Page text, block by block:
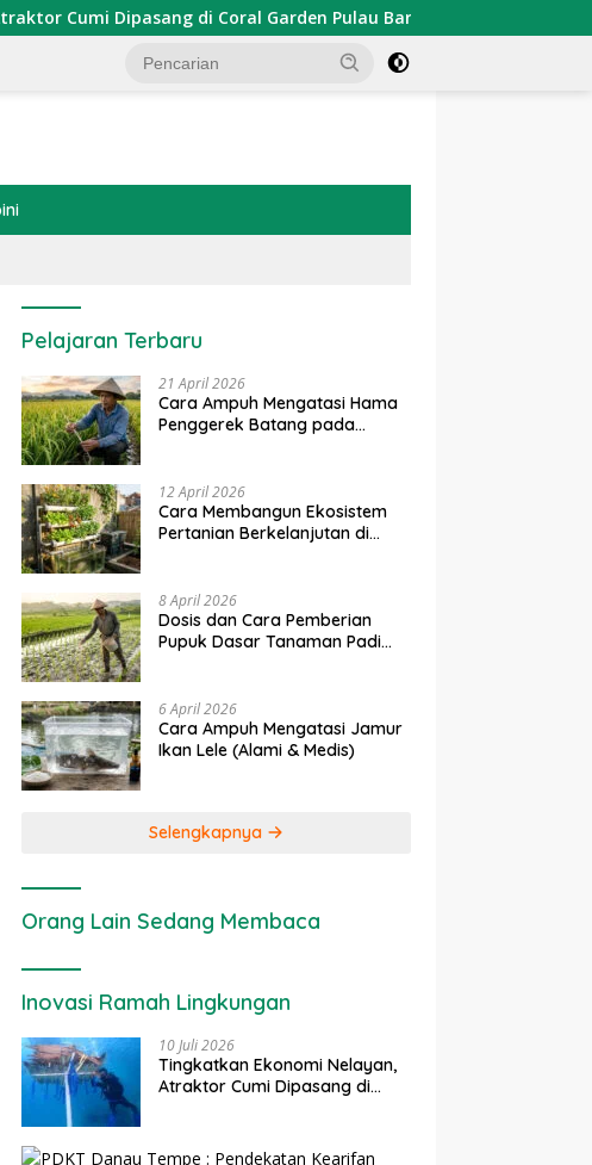
Dipasang di Coral Garden Pulau Barrang Caddi
Penerapan IoT dalam
Pertanian Modern di Indonesia
Ekonomi Sumber Daya Lahan:
Pelajaran Terbaru
21 April 2026
Cara Ampuh Mengatasi Hama
Penggerek Batang pada
12 April 2026
Cara Membangun Ekosistem
Pertanian Berkelanjutan di
8 April 2026
Dosis dan Cara Pemberian
Pupuk Dasar Tanaman Padi
6 April 2026
Cara Ampuh Mengatasi Jamur
Ikan Lele (Alami & Medis)
Selengkapnya
Orang Lain Sedang Membaca
Inovasi Ramah Lingkungan
10 Juli 2026
Tingkatkan Ekonomi Nelayan,
Atraktor Cumi Dipasang di